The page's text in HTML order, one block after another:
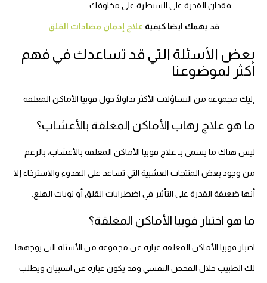
فقدان القدرة على السيطرة على مخاوفك.
قد يهمك ايضا كيفية علاج إدمان مضادات القلق
بعض الأسئلة التي قد تساعدك في فهم
أكثر لموضوعنا
إليك مجموعة من التساؤلات الأكثر تداولًا حول فوبيا الأماكن المغلقة
ما هو علاج رهاب الأماكن المغلقة بالأعشاب؟
ليس هناك ما يسمى بـ علاج فوبيا الأماكن المغلقة بالأعشاب، بالرغم
من وجود بعض المنتجات العشبية التي تساعد على الهدوء والاسترخاء إلا
أنها ضعيفة القدرة على التأثير في اضطرابات القلق أو نوبات الهلع.
ما هو اختبار فوبيا الأماكن المغلقة؟
اختبار فوبيا الأماكن المغلقة عبارة عن مجموعة من الأسئلة التي يوجهها
لك الطبيب خلال الفحص النفسي وقد يكون عبارة عن استبيان ويطلب